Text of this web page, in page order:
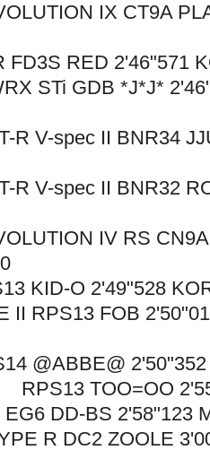
IX CT9A
FD3S RED 2'46"571
STi GDB *J*J*
R V-spec II BNR34
R V-spec II BNR32
IV RS
KID-O 2'49"528
II RPS13 FOB
@ABBE@
TOO=OO
DD-BS 2'58"123
R DC2 ZOOLE